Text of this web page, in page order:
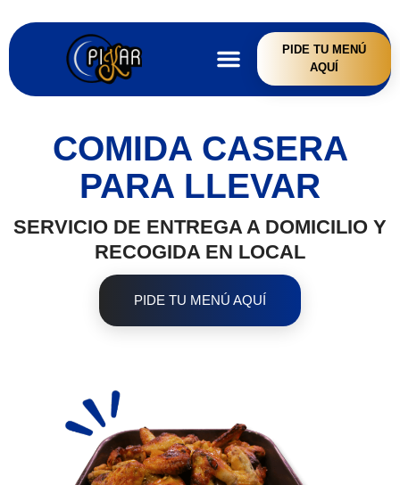
PIDE TU MENÚ
AQUÍ
COMIDA CASERA
PARA LLEVAR
SERVICIO DE ENTREGA A DOMICILIO Y
RECOGIDA EN LOCAL
PIDE TU MENÚ AQUÍ